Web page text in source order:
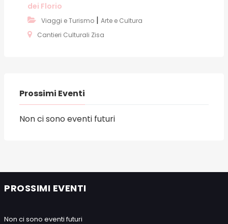
dei Florio
Viaggi e Turismo | Arte e Cultura
Cantieri Culturali Zisa
Prossimi Eventi
Non ci sono eventi futuri
PROSSIMI EVENTI
Non ci sono eventi futuri